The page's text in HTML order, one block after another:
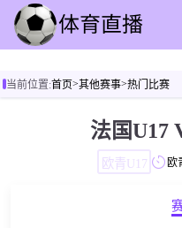
足球直播
当前位置:首页>其他赛事>热门比赛
法国U17
欧青U17 欧